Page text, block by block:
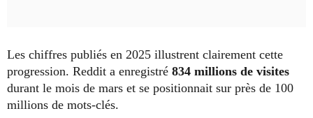
Les chiffres publiés en 2025 illustrent clairement cette
progression. Reddit a enregistré 834 millions de visites
durant le mois de mars et se positionnait sur près de 100
millions de mots-clés.